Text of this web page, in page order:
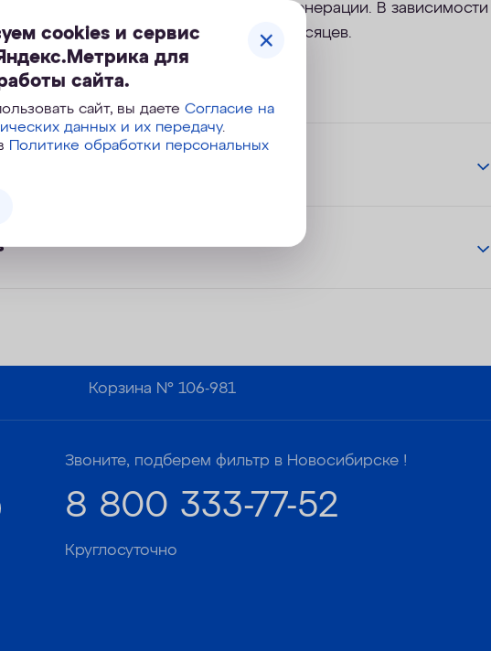
ионообменной смолой подлежит регенерации. В зависимости
проводить в срок до 3х месяцев.
cookies и сервис
для
сайта.
сайт, вы даете Согласие на
данных и их передачу.
Политике обработки персональных
Корзина №106-981
Звоните, подберем фильтр в Новосибирске !
8 800 333-77-52
Круглосуточно